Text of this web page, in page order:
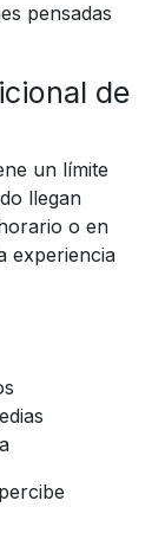
pensadas
de
un límite
llegan
o en
experiencia